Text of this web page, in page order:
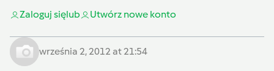
Zaloguj sięlub Utwórz nowe konto
września 2, 2012 at 21:54